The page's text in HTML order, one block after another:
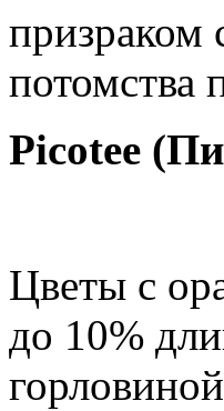
призраком
потомства
Picotee
Цветы с
до 10%